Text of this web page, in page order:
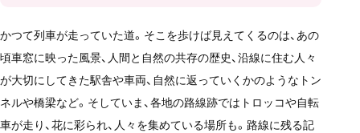
かつて列車が走っていた道。そこを歩けば見えてくるのは、あの
頃車窓に映った風景、人間と自然の共存の歴史、沿線に住む人々
が大切にしてきた駅舎や車両、自然に返っていくかのようなトン
ネルや橋梁など。そしていま、各地の路線跡ではトロッコや自転
車が走り、花に彩られ、人々を集めている場所も。路線に残る記